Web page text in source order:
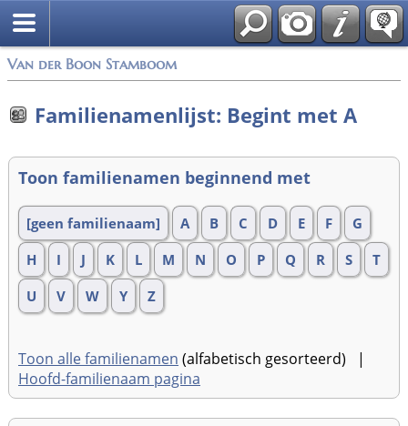
Van der Boon Stamboom
Familienamenlijst: Begint met A
Toon familienamen beginnend met
[geen familienaam] A B C D E F
G
H
I J K L M N O P Q R S
T
U
V W Y Z
Toon alle familienamen (alfabetisch gesorteerd) |
Hoofd-familienaam pagina